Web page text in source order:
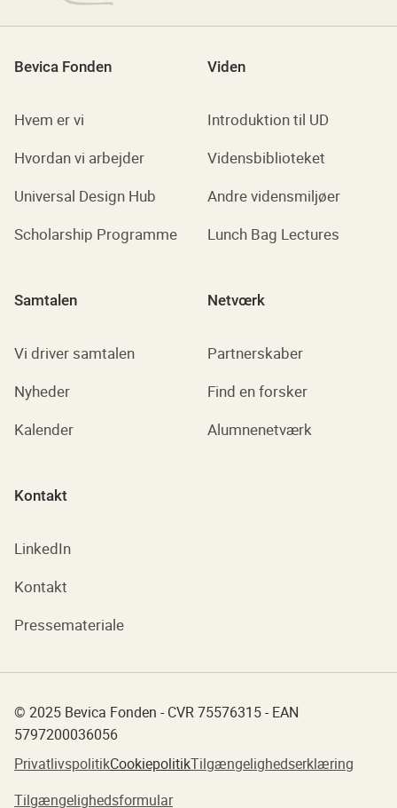
Bevica Fonden
Hvem er vi
Hvordan vi arbejder
Universal Design Hub
Scholarship Programme
Viden
Introduktion til UD
Vidensbiblioteket
Andre vidensmiljøer
Lunch Bag Lectures
Samtalen
Vi driver samtalen
Nyheder
Kalender
Netvœrk
Partnerskaber
Find en forsker
Alumnenetværk
Kontakt
LinkedIn
Kontakt
Pressemateriale
© 2025 Bevica Fonden - CVR 75576315 - EAN
5797200036056
PrivatlivspolitikCookiepolitikTilgængelighedserklæring
Tilgængelighedsformular